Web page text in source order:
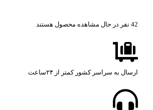
42 نفر در حال مشاهده محصول هستند
ارسال به سراسر کشور کمتر از ۲۴ساعت